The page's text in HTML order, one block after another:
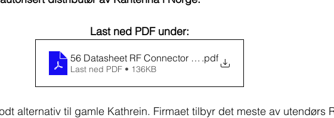
Last ned PDF under:
56 Datasheet RF Connector for 78” Feeder Cable D-M
.pdf
Last ned PDF • 136KB
alternativ til gamle Kathrein. Firmaet tilbyr det meste av utendørs